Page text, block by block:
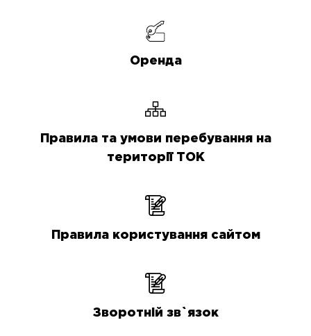
Оренда
Правила та умови перебування на
території ТОК
Правила користування сайтом
Зворотній зв`язок